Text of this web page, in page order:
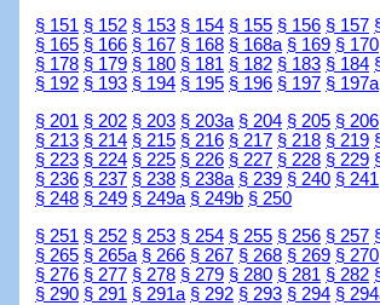
§ 151 § 152 § 153 § 154 § 155 § 156 § 157
§ 165 § 166 § 167 § 168 § 168a § 169 § 170
§ 178 § 179 § 180 § 181 § 182 § 183 § 184
§ 192 § 193 § 194 § 195 § 196 § 197 § 197a
§ 201 § 202 § 203 § 203a § 204 § 205 § 206
§ 213 § 214 § 215 § 216 § 217 § 218 § 219
§ 223 § 224 § 225 § 226 § 227 § 228 § 229
§ 236 § 237 § 238 § 238a § 239 § 240 § 241
§ 248 § 249 § 249a § 249b § 250
§ 251 § 252 § 253 § 254 § 255 § 256 § 257
§ 265 § 265a § 266 § 267 § 268 § 269 § 270
§ 276 § 277 § 278 § 279 § 280 § 281 § 282
§ 290 § 291 § 291a § 292 § 293 § 294 §